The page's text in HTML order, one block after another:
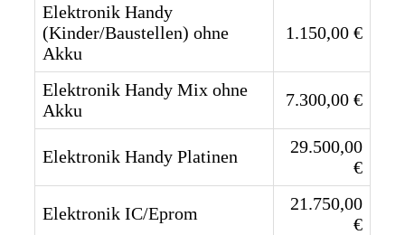
Elektronik Handy
(Kinder/Baustellen) ohne
Akku
1.150,00 €
Elektronik Handy Mix ohne
Akku
7.300,00 €
Elektronik Handy Platinen
29.500,00
€
Elektronik IC/Eprom
21.750,00
€